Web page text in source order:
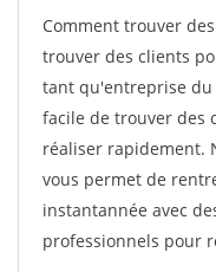
Comment trouver
trouver des clients
tant qu'entreprise
facile de trouver des
réaliser rapidement.
vous permet de
instantannée avec
professionnels pour